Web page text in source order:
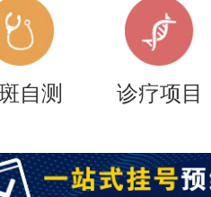
自测 诊疗项目